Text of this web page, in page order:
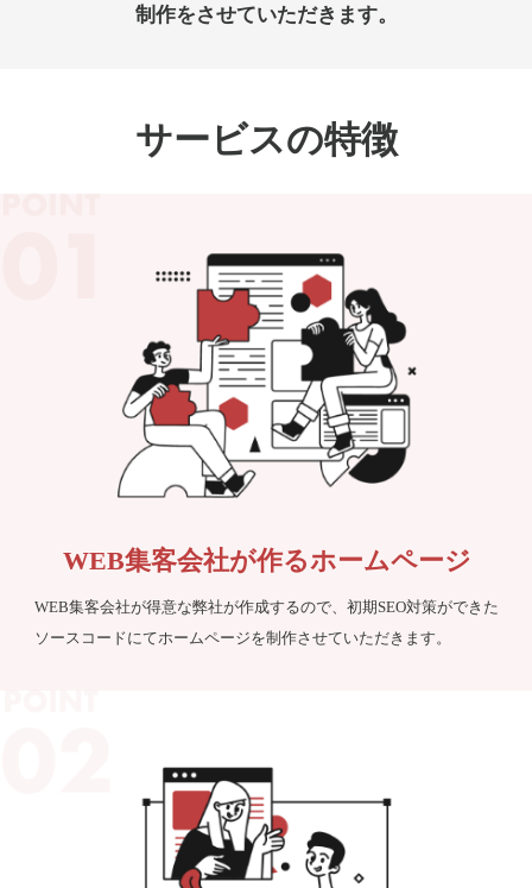
制作をさせていただきます。
サービスの特徴
WEB集客会社が作るホームページ
WEB集客会社が得意な弊社が作成するので、初期SEO対策ができた
ソースコードにてホームページを制作させていただきます。